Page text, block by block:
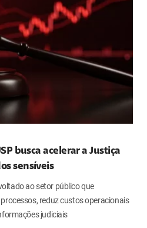
busca acelerar a Justiça
sensíveis
ao setor público que
reduz custos operacionais
judiciais